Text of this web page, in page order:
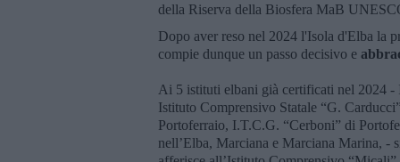
della Riserva della Biosfera MaB
Dopo aver reso nel 2024 l'Isola d'Elba la
compie dunque un passo decisivo e
Ai 5 istituti elbani già certificati nel 2024 -
Istituto Comprensivo Statale “G.
Portoferraio, I.T.C.G. “Cerboni” di
nell’Elba, Marciana e Marciana Marina, -